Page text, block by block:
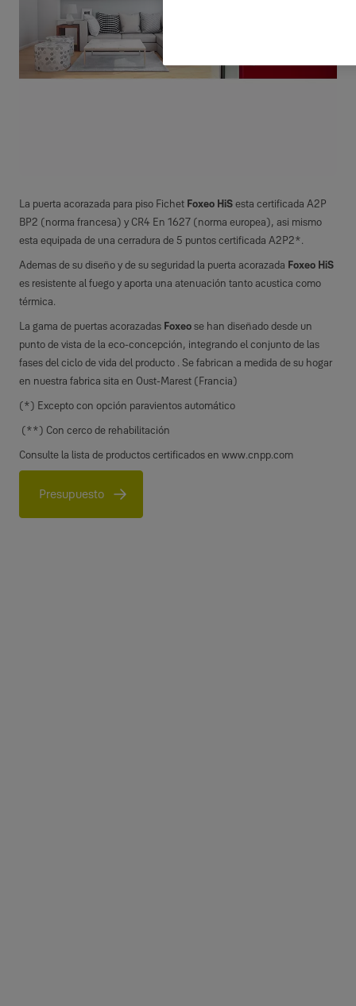
La puerta acorazada para piso Fichet Foxeo HiSesta certificada A2P
BP2 (norma francesa) y CR4 En 1627 (norma europea), asi mismo
esta equipada de una cerradura de 5 puntos certificada A2P2*.
Ademas de su diseño y de su seguridad la puerta acorazada Foxeo HiS
es resistente al fuego y aporta una atenuación tanto acustica como
térmica.
La gama de puertas acorazadas Foxeose han diseñado desde un
punto de vista de la eco-concepción, integrando el conjunto de las
fases del ciclo de vida del producto . Se fabrican a medida de su hogar
en nuestra fabrica sita en Oust-Marest (Francia)
(*) Excepto con opción paravientos automático
(**) Con cerco de rehabilitación
Consulte la lista de productos certificados en www.cnpp.com
Presupuesto